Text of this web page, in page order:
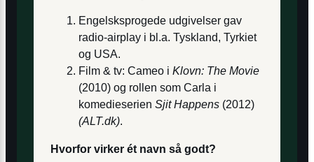
Engelsksprogede udgivelser gav
radio-airplay i bl.a. Tyskland, Tyrkiet
og USA.
Film & tv: Cameo i Klovn: The Movie
(2010) og rollen som Carla i
komedieserien Sjit Happens (2012)
(ALT.dk).
Hvorfor virker ét navn så godt?